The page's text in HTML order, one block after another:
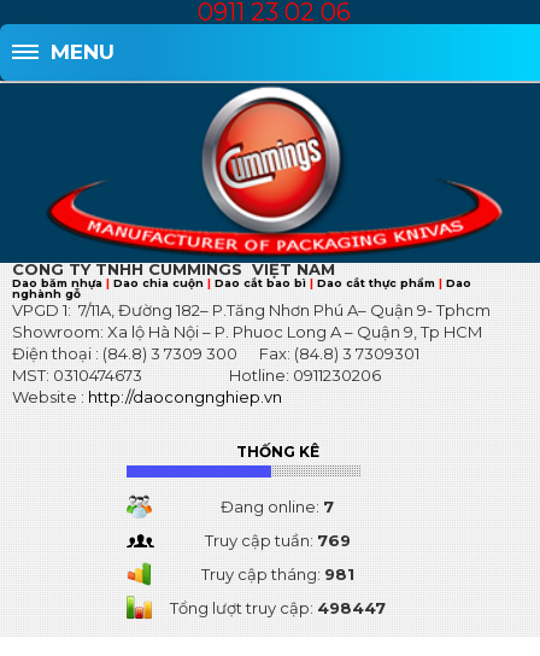
0911 23 02 06
MENU
THÔNG TIN LIÊN HỆ
CÔNG TY TNHHCUMMINGS VIỆT NAM
Dao băm nhựa | Dao chia cuộn | Dao cắt bao bì | Dao cắt thực phẩm | Dao
nghành gỗ
VPGD 1: 7/11A, Đường 182– P.Tăng Nhơn Phú A– Quận 9- Tphcm
Showroom: Xa lộ Hà Nội – P. Phuoc Long A – Quận 9, Tp HCM
Điện thoại : (84.8) 3 7309 300 Fax: (84.8) 3 7309301
MST: 0310474673 Hotline: 0911230206
Website : http://daocongnghiep.vn
THỐNG KÊ
Đang online: 7
Truy cập tuần: 769
Truy cập tháng: 981
Tổng lượt truy cập: 498447